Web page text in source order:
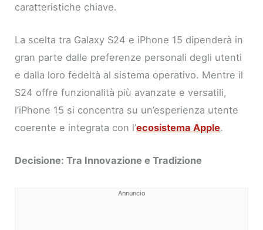
caratteristiche chiave.
La scelta tra Galaxy S24 e iPhone 15 dipenderà in
gran parte dalle preferenze personali degli utenti
e dalla loro fedeltà al sistema operativo. Mentre il
S24 offre funzionalità più avanzate e versatili,
l’iPhone 15 si concentra su un’esperienza utente
coerente e integrata con l’ecosistema Apple.
Decisione: Tra Innovazione e Tradizione
Annuncio